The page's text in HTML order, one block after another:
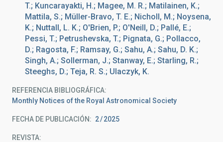
T.; Kuncarayakti, H.; Magee, M. R.; Matilainen, K.;
Mattila, S.; Müller-Bravo, T. E.; Nicholl, M.; Noysena,
K.; Nuttall, L. K.; O'Brien, P.; O'Neill, D.; Pallé, E.;
Pessi, T.; Petrushevska, T.; Pignata, G.; Pollacco,
D.; Ragosta, F.; Ramsay, G.; Sahu, A.; Sahu, D. K.;
Singh, A.; Sollerman, J.; Stanway, E.; Starling, R.;
Steeghs, D.; Teja, R. S.; Ulaczyk, K.
REFERENCIA BIBLIOGRÁFICA
Monthly Notices of the Royal Astronomical Society
FECHA DE PUBLICACIÓN: 2 2025
REVISTA